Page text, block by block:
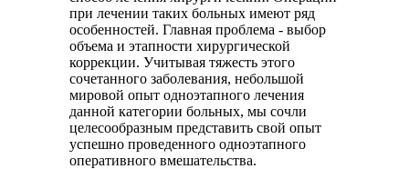
при лечении таких больных имеют ряд
особенностей. Главная проблема - выбор
объема и этапности хирургической
коррекции. Учитывая тяжесть этого
сочетанного заболевания, небольшой
мировой опыт одноэтапного лечения
данной категории больных, мы сочли
целесообразным представить свой опыт
успешно проведенного одноэтапного
оперативного вмешательства.